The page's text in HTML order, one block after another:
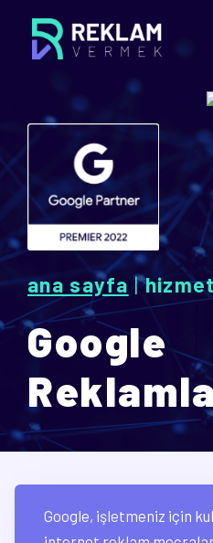
ana sayfa |
Google
Google, işletmeniz için